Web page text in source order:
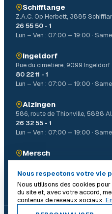
Schifflange
Z.A.C. Op Herbett, 3885
26 55 50 - 1
Lun – Ven : 07:00 – 19:00 ·
Ingeldorf
Rue du cimetière, 9099 Ingeldorf
80 22 11 - 1
Lun – Ven : 07:00 – 19:00 ·
Alzingen
586, route de Thionville, 5888
26 32 55 - 1
Lun – Ven : 07:00 – 19:00 ·
Mersch
4, Allée John W. Léonard
26 32 31 - 1
Lun – Ven : 07:00 – 19:00 ·
Nous respectons votre vie
Nous utilisons des cookies
du site et, avec votre accord,
contenus de réseaux sociaux.